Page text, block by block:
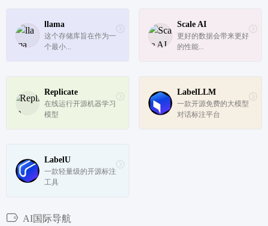
据库的理...
llama
这个存储库旨在作为一
个最小...
Scale AI
更好的数据会带来更好
的性能...
Replicate
在线运行开源机器学习
模型
LabelLLM
一款开源免费的大模型
对话标注平台
LabelU
一款轻量级的开源标注
工具
AI国际导航